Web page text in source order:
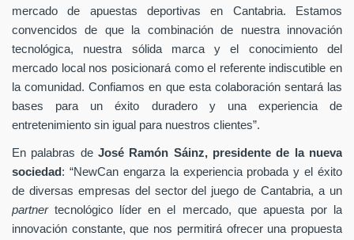
mercado de apuestas deportivas en Cantabria. Estamos
convencidos de que la combinación de nuestra innovación
tecnológica, nuestra sólida marca y el conocimiento del
mercado local nos posicionará como el referente indiscutible en
la comunidad. Confiamos en que esta colaboración sentará las
bases para un éxito duradero y una experiencia de
entretenimiento sin igual para nuestros clientes”.
En palabras de José Ramón Sáinz, presidente de la nueva
sociedad : “NewCan engarza la experiencia probada y el éxito
de diversas empresas del sector del juego de Cantabria, a un
partnertecnológico líder en el mercado, que apuesta por la
innovación constante, que nos permitirá ofrecer una propuesta